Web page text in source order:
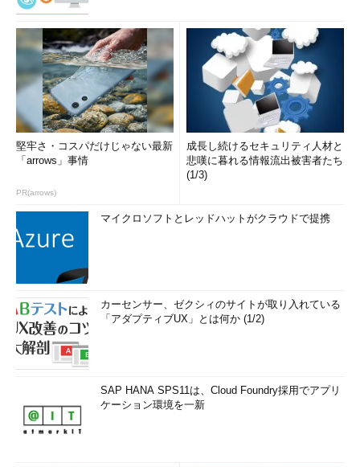
堅牢さ・コスパだけじゃない最新
「arrows」事情
PR(arrows)
成長し続けるセキュリティ人材と
悲嘆に暮れる情報流出被害者たち
(1/3)
マイクロソフトとレッドハットがクラウドで提携
カーセンサー、ゼクシィのサイトが取り入れている
「アダプティブUX」とは何か (1/2)
SAP HANA SPS11は、Cloud Foundry採用でアプリ
ケーション環境を一新